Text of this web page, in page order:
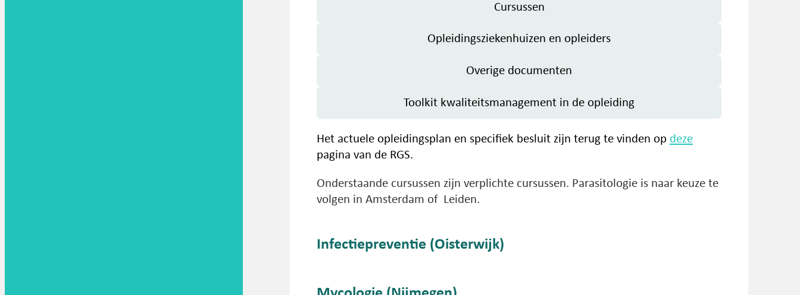
Cursussen
Opleidingsziekenhuizen en opleiders
Overige documenten
Toolkit kwaliteitsmanagement in de opleiding
Het actuele opleidingsplan en specifiek besluit zijn terug te vinden op deze
pagina van de RGS.
Onderstaande cursussen zijn verplichte cursussen. Parasitologie is naar keuze te
volgen in Amsterdam of Leiden.
Infectiepreventie (Oisterwijk)